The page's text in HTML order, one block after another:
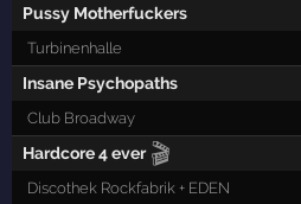
Pussy Motherfuckers
Turbinenhalle
Insane Psychopaths
Club Broadway
Hardcore 4 ever 🎬
Discothek Rockfabrik + EDEN